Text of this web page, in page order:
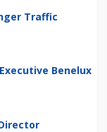
Traffic
Benelux